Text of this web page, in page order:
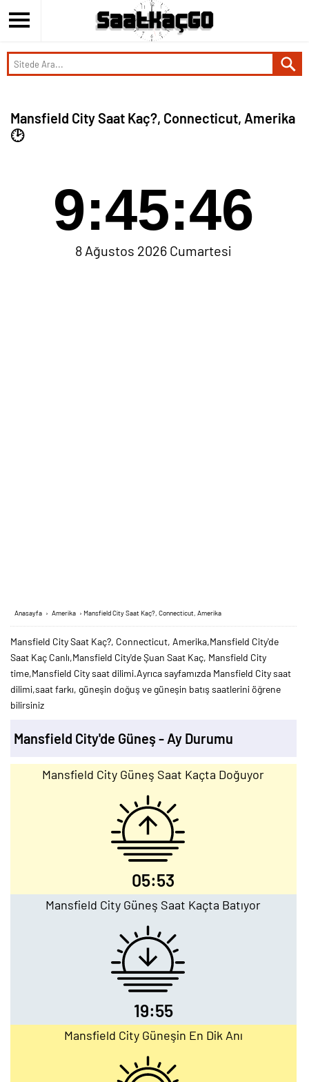
Mansfield City Saat Kaç?, Connecticut, Amerika
🕑
9:45:46
8 Ağustos 2026 Cumartesi
Anasayfa › Amerika › Mansfield City Saat Kaç?, Connecticut, Amerika
Mansfield City Saat Kaç?, Connecticut, Amerika,Mansfield City'de
Saat Kaç Canlı,Mansfield City'de Şuan Saat Kaç, Mansfield City
time,Mansfield City saat dilimi.Ayrıca sayfamızda Mansfield City saat
dilimi,saat farkı, güneşin doğuş ve güneşin batış saatlerini öğrene
bilirsiniz
Mansfield City'de Güneş - Ay Durumu
Mansfield City Güneş Saat Kaçta Doğuyor
05:53
Mansfield City Güneş Saat Kaçta Batıyor
19:55
Mansfield City Güneşin En Dik Anı